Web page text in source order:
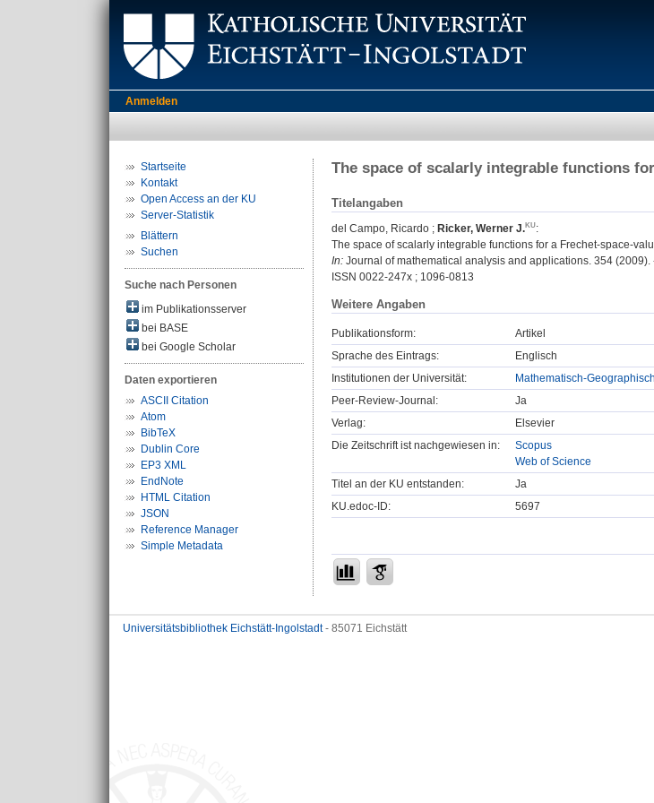
Anmelden
Startseite
Kontakt
Open Access an der KU
Server-Statistik
Blättern
Suchen
Suche nach Personen
im Publikationsserver
bei BASE
bei Google Scholar
Daten exportieren
ASCII Citation
Atom
BibTeX
Dublin Core
EP3 XML
EndNote
HTML Citation
JSON
Reference Manager
Simple Metadata
The space of scalarly integrable functions
Titelangaben
del Campo, Ricardo ; Ricker, Werner J.
:
The space of scalarly integrable functions for a Frechet-space-
In: Journal of mathematical analysis and applications. 354 (2009).
ISSN 0022-247x ; 1096-0813
Weitere Angaben
Publikationsform:
Artikel
Sprache des Eintrags:
Englisch
Institutionen der Universität:
Mathematisch-
Peer-Review-Journal:
Ja
Verlag:
Elsevier
Die Zeitschrift ist nachgewiesen in:
Scopus
Web of Science
Titel an der KU entstanden:
Ja
KU.edoc-ID:
5697
Universitätsbibliothek Eichstätt-Ingolstadt- 85071 Eichstätt